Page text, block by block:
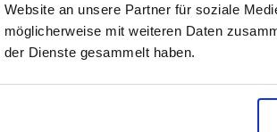
Website an unsere Partner für soziale
möglicherweise mit weiteren Daten
der Dienste gesammelt haben.
40,17
12,1 A 30,5 25 32